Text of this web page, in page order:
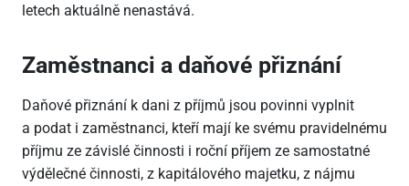
letech aktuálně nenastává.
Zaměstnanci a daňové přiznání
Daňové přiznání k dani z příjmů jsou povinni vyplnit
a podat i zaměstnanci, kteří mají ke svému pravidelnému
příjmu ze závislé činnosti i roční příjem ze samostatné
výdělečné činnosti, z kapitálového majetku, z nájmu